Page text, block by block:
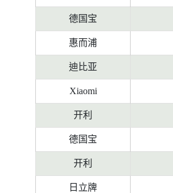
德国宝
惠而浦
迪比亚
Xiaomi
开利
德国宝
开利
日立牌